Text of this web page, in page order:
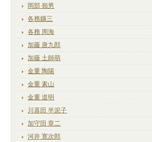
岡部 嶺男
各務鑛三
各務 周海
加藤 唐九郎
加藤 土師萌
金重 陶陽
金重 素山
金重 道明
川喜田 半泥子
加守田 章二
河井 寛次郎